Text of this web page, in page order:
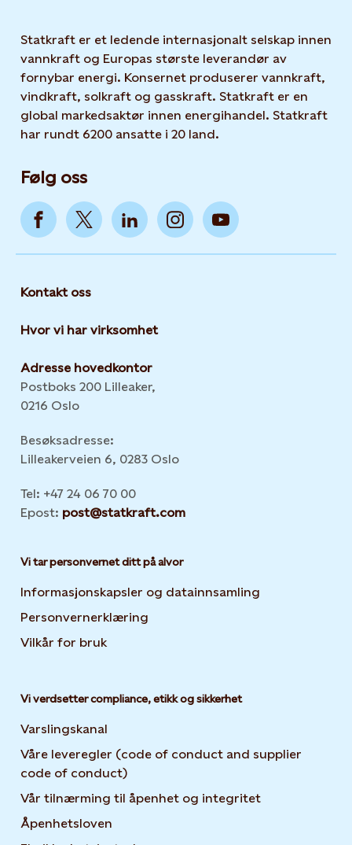
Statkraft er et ledende internasjonalt selskap innen
vannkraft og Europas største leverandør av
fornybar energi. Konsernet produserer vannkraft,
vindkraft, solkraft og gasskraft. Statkraft er en
global markedsaktør innen energihandel. Statkraft
har rundt 6200 ansatte i 20 land.
Følg oss
Kontakt oss
Hvor vi har virksomhet
Adresse hovedkontor
Postboks 200 Lilleaker,
0216 Oslo
Besøksadresse:
Lilleakerveien 6, 0283 Oslo
Tel: +47 24 06 70 00
Epost: post@statkraft.com
Vi tar personvernet ditt på alvor
Informasjonskapsler og datainnsamling
Personvernerklæring
Vilkår for bruk
Vi verdsetter compliance, etikk og sikkerhet
Varslingskanal
Våre leveregler (code of conduct and supplier
code of conduct)
Vår tilnærming til åpenhet og integritet
Åpenhetsloven